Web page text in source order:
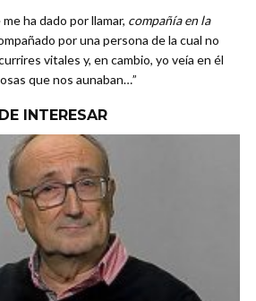
ha dado por llamar, compañía en la
por una persona de la cual no
vitales y, en cambio, yo veía en él
que nos aunaban…”
INTERESAR